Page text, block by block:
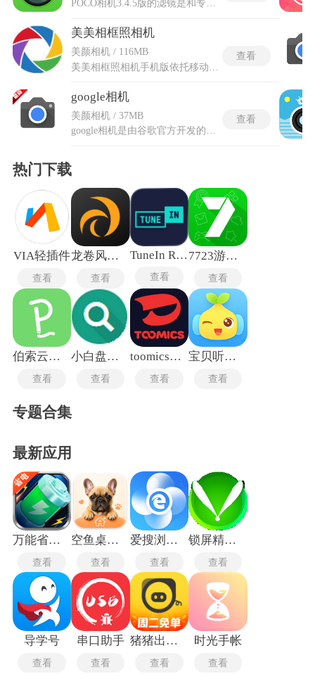
美美相框照相机
美颜相机 / 116MB
查看
google相机
美颜相机 / 37MB
查看
热门下载
VIA轻插件
查看
龙卷风收音机纯净版
查看
TuneIn Radio
查看
7723游戏盒老版本
查看
伯索云学堂
查看
小白盘安卓版
查看
toomics玩漫
查看
宝贝听听旧版本
查看
专题合集
最新应用
万能省电宝
查看
空鱼桌面宠物
查看
爱搜浏览器旧版
查看
锁屏精灵旧版本
查看
导学号
查看
串口助手
查看
猪猪出行司机端
查看
时光手帐
查看